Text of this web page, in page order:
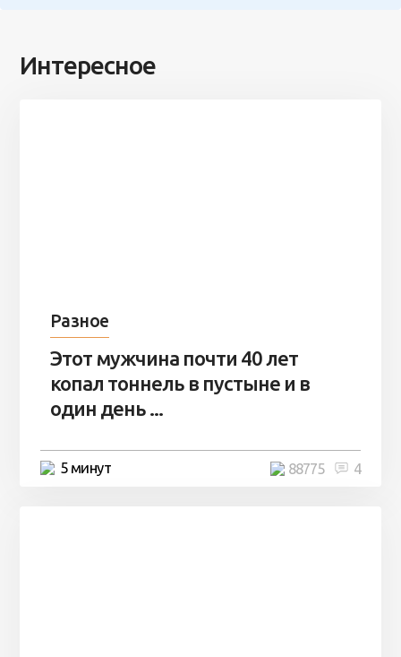
Интересное
Разное
Этот мужчина почти 40 лет
копал тоннель в пустыне и в
один день ...
5 минут 4
88775